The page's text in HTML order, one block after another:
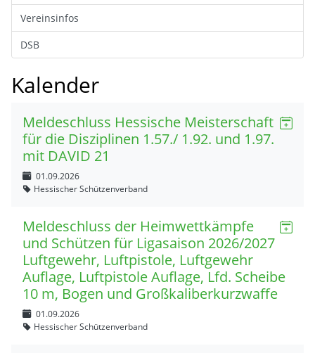
Vereinsinfos
DSB
Kalender
Meldeschluss Hessische Meisterschaft
für die Disziplinen 1.57./ 1.92. und 1.97.
mit DAVID 21
01.09.2026
Hessischer Schützenverband
Meldeschluss der Heimwettkämpfe
und Schützen für Ligasaison 2026/2027
Luftgewehr, Luftpistole, Luftgewehr
Auflage, Luftpistole Auflage, Lfd. Scheibe
10 m, Bogen und Großkaliberkurzwaffe
01.09.2026
Hessischer Schützenverband